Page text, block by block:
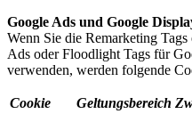
Google Ads und Google
Wenn Sie die Remarketing
Ads oder Floodlight Tags für
verwenden, werden folgende
Cookie Geltungsbereich